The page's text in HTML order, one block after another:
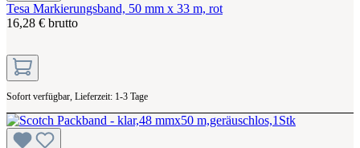
Tesa Markierungsband, 50 mm x 33 m, rot
16,28 € brutto
Sofort verfügbar, Lieferzeit: 1-3 Tage